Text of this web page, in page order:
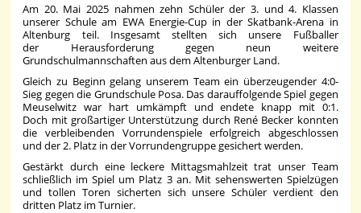
Am 20. Mai 2025 nahmen zehn Schüler der 3. und 4. Klassen
unserer Schule am EWA Energie-Cup in der Skatbank-Arena in
Altenburg teil. Insgesamt stellten sich unsere Fußballer
der Herausforderung gegen neun weitere
Grundschulmannschaften aus dem Altenburger Land.
Gleich zu Beginn gelang unserem Team ein überzeugender 4:0-
Sieg gegen die Grundschule Posa. Das darauffolgende Spiel gegen
Meuselwitz war hart umkämpft und endete knapp mit 0:1.
Doch mit großartiger Unterstützung durch René Becker konnten
die verbleibenden Vorrundenspiele erfolgreich abgeschlossen
und der 2. Platz in der Vorrundengruppe gesichert werden.
Gestärkt durch eine leckere Mittagsmahlzeit trat unser Team
schließlich im Spiel um Platz 3 an. Mit sehenswerten Spielzügen
und tollen Toren sicherten sich unsere Schüler verdient den
dritten Platz im Turnier.